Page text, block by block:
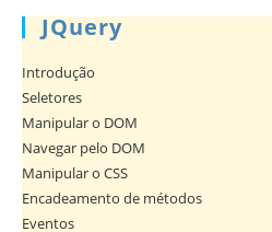
JQuery
Introdução
Seletores
Manipular o DOM
Navegar pelo DOM
Manipular o CSS
Encadeamento de métodos
Eventos